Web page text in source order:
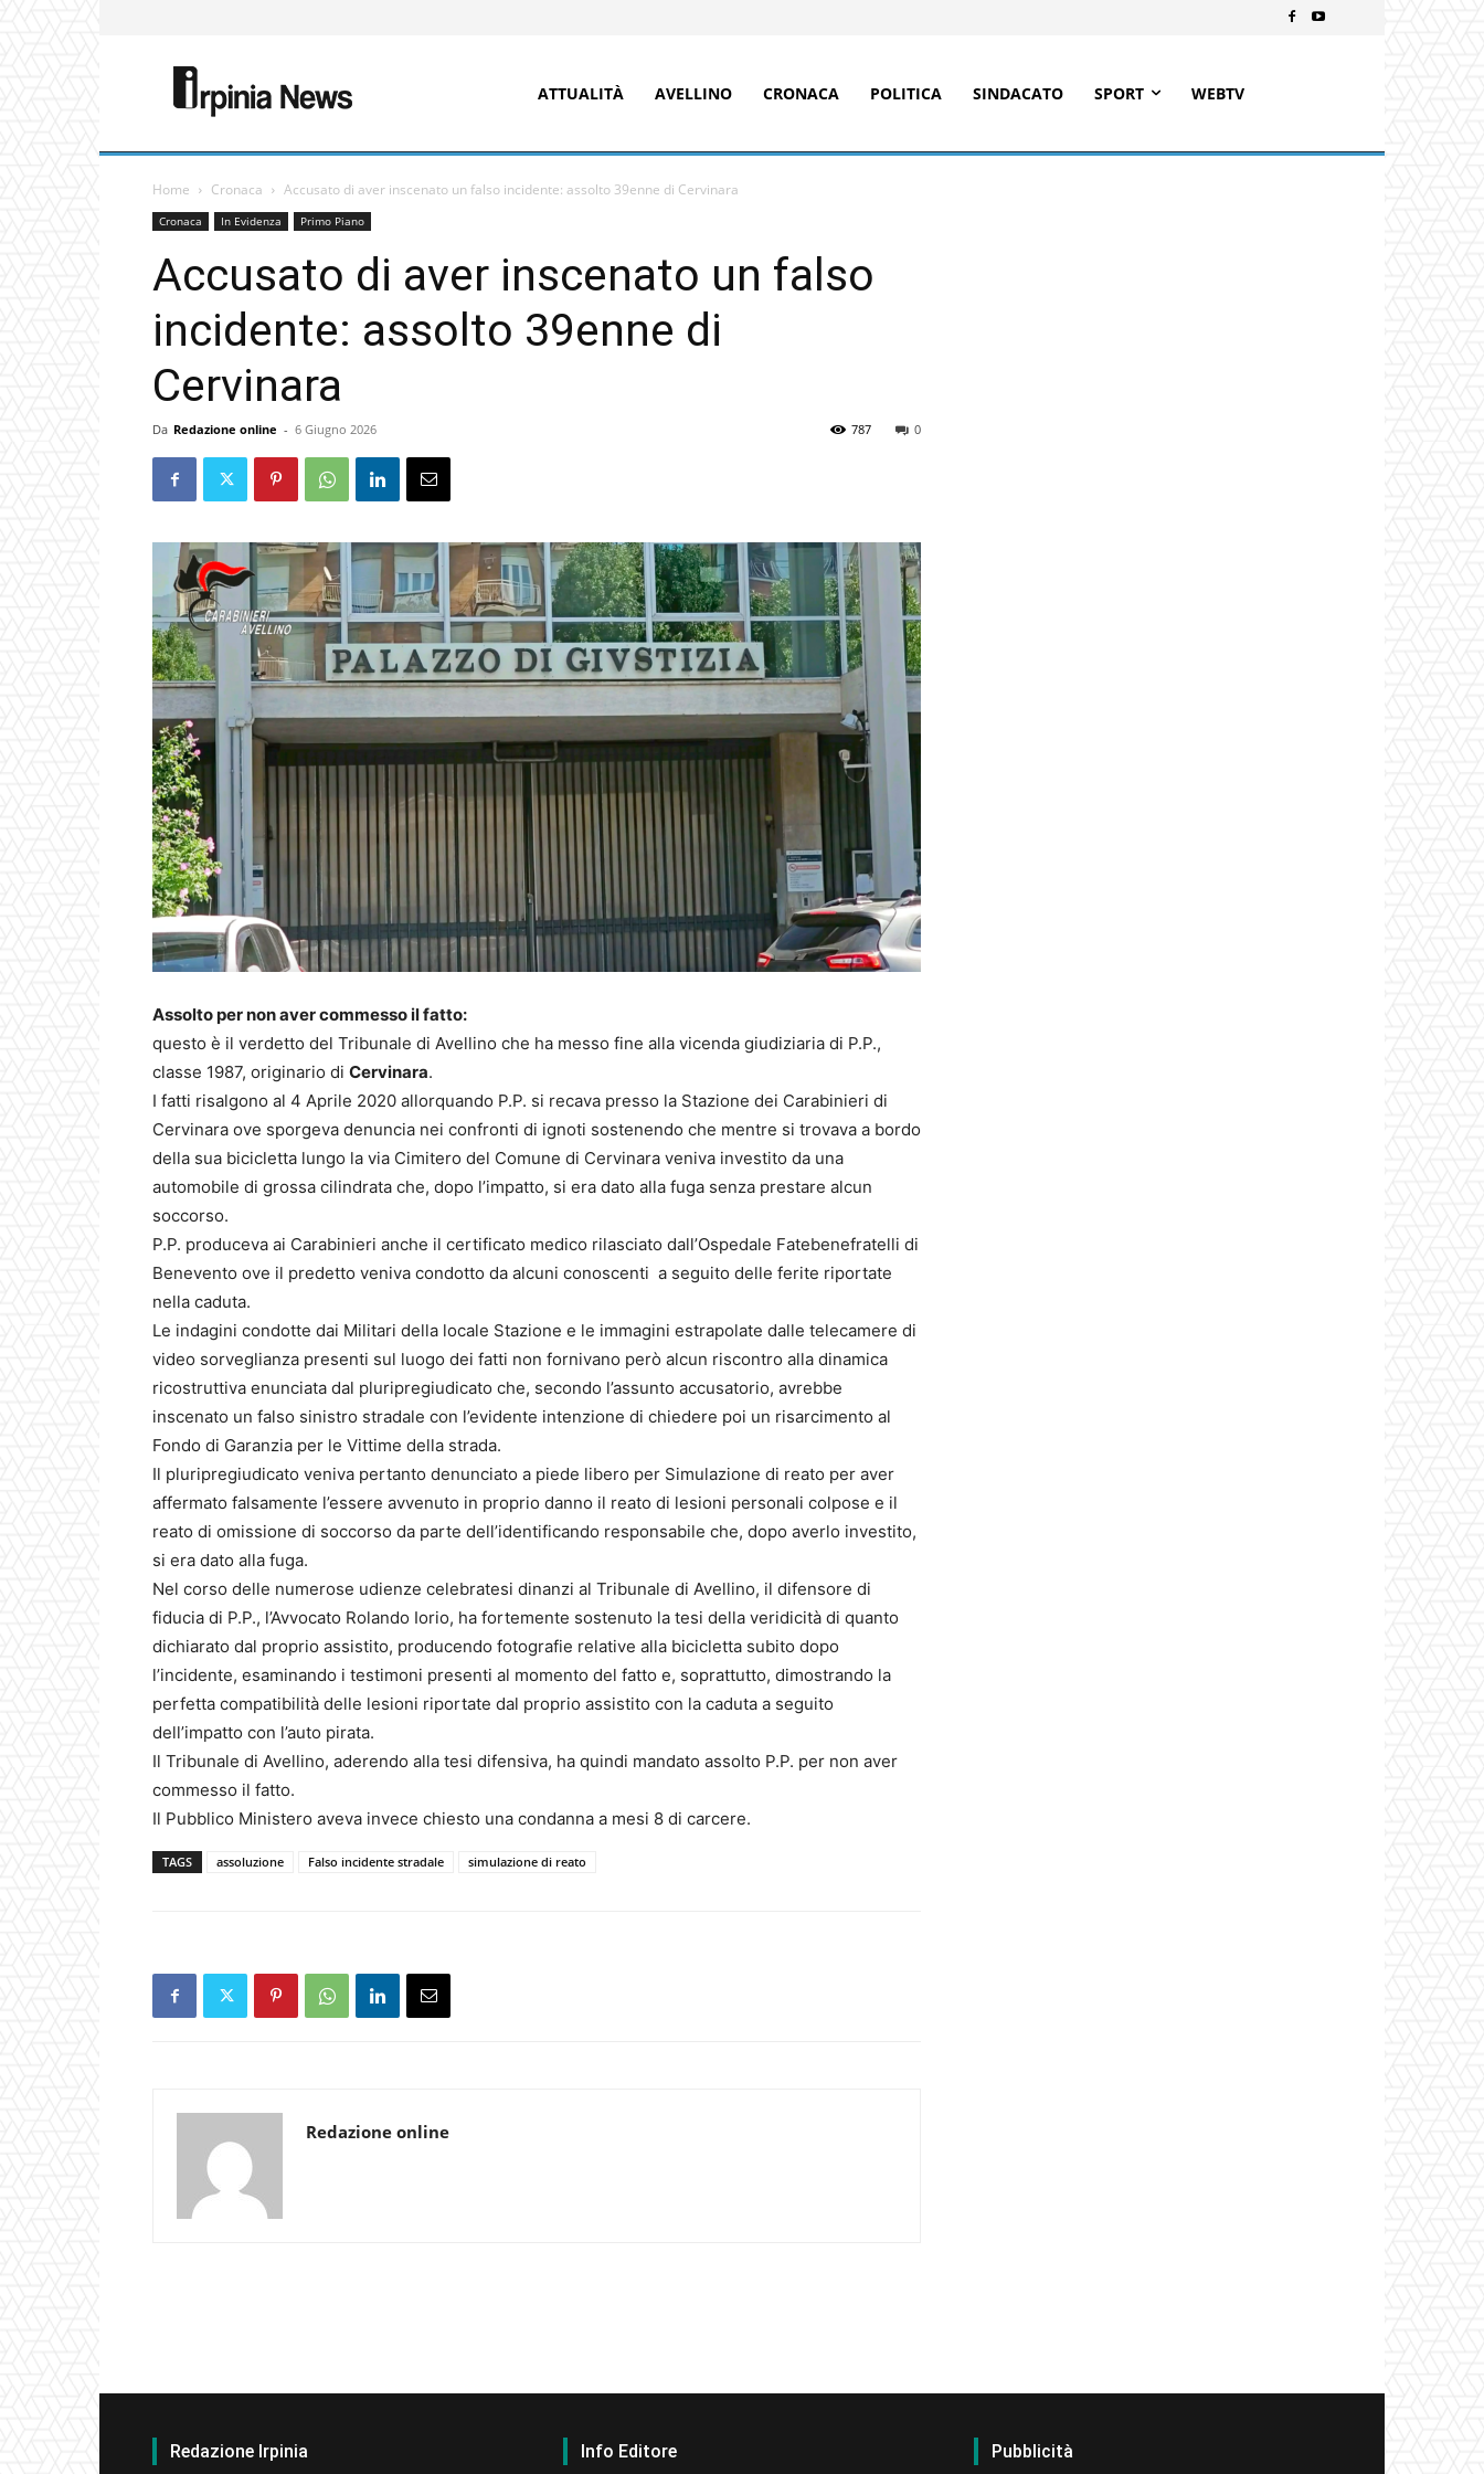
ATTUALITÀ AVELLINO CRONACA POLITICA SINDACATO SPORT WEBTV
Home Cronaca Accusato di aver inscenato un falso incidente: assolto 39enne di Cervinara
Cronaca In Evidenza Primo Piano
Accusato di aver inscenato un falso
incidente: assolto 39enne di
Cervinara
Da Redazione online - 6 Giugno 2026 0
787
Assolto per non aver commesso il fatto:
questo è il verdetto del Tribunale di Avellino che ha messo fine alla vicenda giudiziaria di P.P.,
classe 1987, originario di Cervinara.
I fatti risalgono al 4 Aprile 2020 allorquando P.P. si recava presso la Stazione dei Carabinieri di
Cervinara ove sporgeva denuncia nei confronti di ignoti sostenendo che mentre si trovava a bordo
della sua bicicletta lungo la via Cimitero del Comune di Cervinara veniva investito da una
automobile di grossa cilindrata che, dopo l’impatto, si era dato alla fuga senza prestare alcun
soccorso.
P.P. produceva ai Carabinieri anche il certificato medico rilasciato dall’Ospedale Fatebenefratelli di
Benevento ove il predetto veniva condotto da alcuni conoscenti a seguito delle ferite riportate
nella caduta.
Le indagini condotte dai Militari della locale Stazione e le immagini estrapolate dalle telecamere di
video sorveglianza presenti sul luogo dei fatti non fornivano però alcun riscontro alla dinamica
ricostruttiva enunciata dal pluripregiudicato che, secondo l’assunto accusatorio, avrebbe
inscenato un falso sinistro stradale con l’evidente intenzione di chiedere poi un risarcimento al
Fondo di Garanzia per le Vittime della strada.
Il pluripregiudicato veniva pertanto denunciato a piede libero per Simulazione di reato per aver
affermato falsamente l’essere avvenuto in proprio danno il reato di lesioni personali colpose e il
reato di omissione di soccorso da parte dell’identificando responsabile che, dopo averlo investito,
si era dato alla fuga.
Nel corso delle numerose udienze celebratesi dinanzi al Tribunale di Avellino, il difensore di
fiducia di P.P., l’Avvocato Rolando Iorio, ha fortemente sostenuto la tesi della veridicità di quanto
dichiarato dal proprio assistito, producendo fotografie relative alla bicicletta subito dopo
l’incidente, esaminando i testimoni presenti al momento del fatto e, soprattutto, dimostrando la
perfetta compatibilità delle lesioni riportate dal proprio assistito con la caduta a seguito
dell’impatto con l’auto pirata.
Il Tribunale di Avellino, aderendo alla tesi difensiva, ha quindi mandato assolto P.P. per non aver
commesso il fatto.
Il Pubblico Ministero aveva invece chiesto una condanna a mesi 8 di carcere.
TAGS assoluzione Falso incidente stradale simulazione di reato
Redazione online
Redazione Irpinia Info Editore Pubblicità